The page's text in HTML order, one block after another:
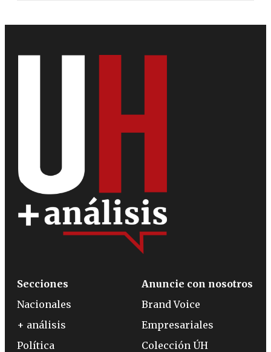
Secciones
Nacionales
+ análisis
Política
Anuncie con nosotros
Brand Voice
Empresariales
Colección ÚH